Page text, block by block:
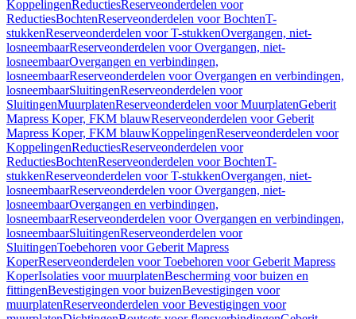
KoppelingenReductiesReserveonderdelen voor
ReductiesBochtenReserveonderdelen voor BochtenT-
stukkenReserveonderdelen voor T-stukkenOvergangen, niet-
losneembaarReserveonderdelen voor Overgangen, niet-
losneembaarOvergangen en verbindingen,
losneembaarReserveonderdelen voor Overgangen en verbindingen,
losneembaarSluitingenReserveonderdelen voor
SluitingenMuurplatenReserveonderdelen voor MuurplatenGeberit
Mapress Koper, FKM blauwReserveonderdelen voor Geberit
Mapress Koper, FKM blauwKoppelingenReserveonderdelen voor
KoppelingenReductiesReserveonderdelen voor
ReductiesBochtenReserveonderdelen voor BochtenT-
stukkenReserveonderdelen voor T-stukkenOvergangen, niet-
losneembaarReserveonderdelen voor Overgangen, niet-
losneembaarOvergangen en verbindingen,
losneembaarReserveonderdelen voor Overgangen en verbindingen,
losneembaarSluitingenReserveonderdelen voor
SluitingenToebehoren voor Geberit Mapress
KoperReserveonderdelen voor Toebehoren voor Geberit Mapress
KoperIsolaties voor muurplatenBescherming voor buizen en
fittingenBevestigingen voor buizenBevestigingen voor
muurplatenReserveonderdelen voor Bevestigingen voor